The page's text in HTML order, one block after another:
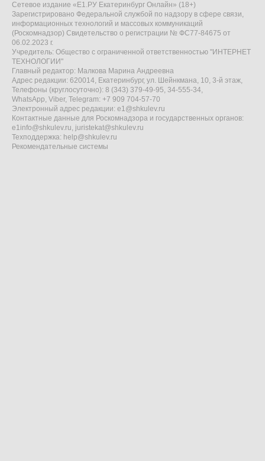
Сетевое издание «Е1.РУ Екатеринбург Онлайн» (18+)
Зарегистрировано Федеральной службой по надзору в сфере связи,
информационных технологий и массовых коммуникаций
(Роскомнадзор) Свидетельство о регистрации № ФС77-84675 от
06.02.2023 г.
Учредитель: Общество с ограниченной ответственностью "ИНТЕРНЕТ
ТЕХНОЛОГИИ"
Главный редактор: Малкова Марина Андреевна
Адрес редакции: 620014, Екатеринбург, ул. Шейнкмана, 10, 3-й этаж,
Телефоны (круглосуточно): 8 (343) 379-49-95, 34-555-34,
WhatsApp, Viber, Telegram: +7 909 704-57-70
Электронный адрес редакции: e1@shkulev.ru
Контактные данные для Роскомнадзора и государственных органов:
e1info@shkulev.ru, juristekat@shkulev.ru
Техподдержка: help@shkulev.ru
Рекомендательные системы